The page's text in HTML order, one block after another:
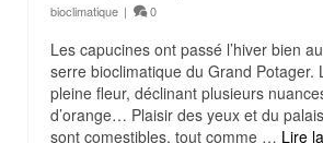
bioclimatique | 0
Les capucines ont passé l’hiver bien
serre bioclimatique du Grand Potager.
pleine fleur, déclinant plusieurs
d’orange… Plaisir des yeux et du
sont comestibles, tout comme … Lire